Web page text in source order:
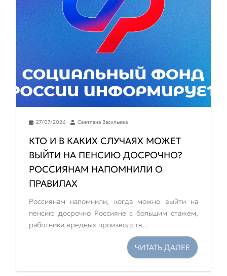
27/07/2026 Светлана Васильева
КТО И В КАКИХ СЛУЧАЯХ МОЖЕТ
ВЫЙТИ НА ПЕНСИЮ ДОСРОЧНО?
РОССИЯНАМ НАПОМНИЛИ О
ПРАВИЛАХ
Россиянам напомнили, когда можно выйти на
пенсию досрочно Россияне с большим стажем,
работники вредных производств...
ЧИТАТЬ ДАЛЕЕ